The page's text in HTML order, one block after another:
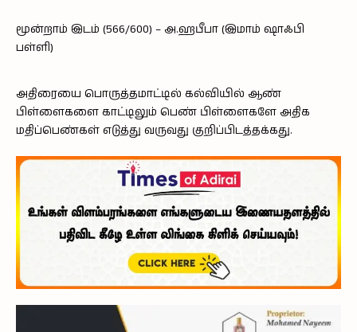
மூன்றாம் இடம் (566/600) – அ.ஹபீபா (இமாம் ஷாஃபி
பள்ளி)
அதிரையை பொருத்தமாட்டில் கல்வியில் ஆண்
பிள்ளைகளை காட்டிலும் பெண் பிள்ளைகளே அதிக
மதிப்பெண்கள் எடுத்து வருவது குறிப்பிடத்தக்கது.